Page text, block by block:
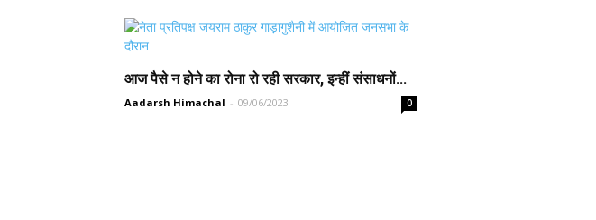
आज पैसे न होने का रोना रो रही सरकार, इन्हीं संसाधनों...
Aadarsh Himachal - 09/06/2023 0